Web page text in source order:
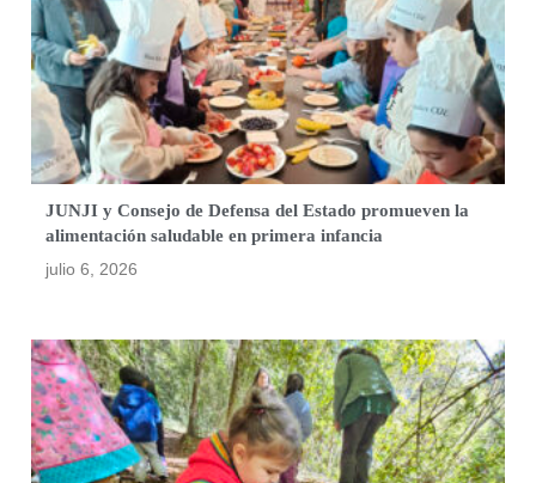
JUNJI y Consejo de Defensa del Estado promueven la
alimentación saludable en primera infancia
julio 6, 2026